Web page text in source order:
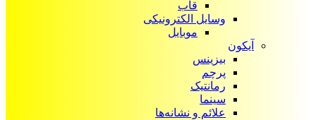
قاب
وسایل الکترونیکی
موبایل
آیکون‌
بیزینس
پرچم
رمانتیک
سینما
علائم و نشانه‌ها